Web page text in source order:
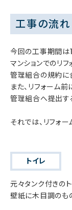
工事の流れ
今回の工事期間は1
マンションでのリフ
管理組合の規約に
また、リフォーム
管理組合へ提出す
それでは、リフォ
トイレ
元々タンク付きの
壁紙に木目調のも